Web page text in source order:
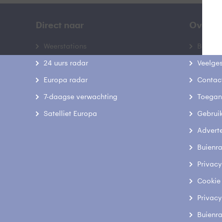
Direct naar
Weerstations
24 uurs radar
Europa radar
7-daagse verwachting
Satelliet Europa
Over